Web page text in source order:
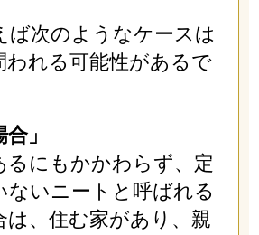
ば次のようなケースは
われる可能性があるで
」
るにもかかわらず、定
ないニートと呼ばれる
は、住む家があり、親